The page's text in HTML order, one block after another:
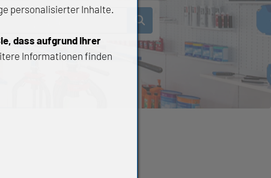
personalisierter Inhalte.
dass aufgrund Ihrer
Informationen finden